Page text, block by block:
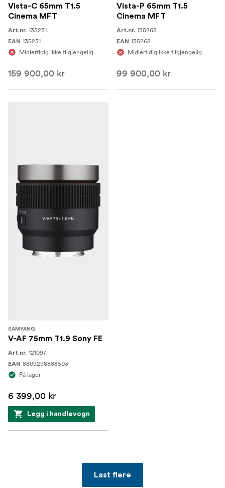
Vista-C 65mm T1.5
Cinema MFT
Art.nr. 135231
EAN 135231
Midlertidig ikke tilgjengelig
159 900,00 kr
Vista-P 65mm T1.5
Cinema MFT
Art.nr. 135268
EAN 135268
Midlertidig ikke tilgjengelig
99 900,00 kr
SAMYANG
V-AF 75mm T1.9 Sony FE
Art.nr. 121097
EAN 8809298888503
På lager
6 399,00 kr
Legg i handlevogn
Last flere